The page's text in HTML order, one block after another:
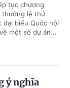
tục chương
thường lệ thứ
đại biểu Quốc hội
một số dự án...
ý nghĩa